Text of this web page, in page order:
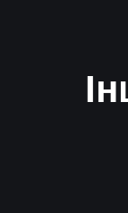
термін
та